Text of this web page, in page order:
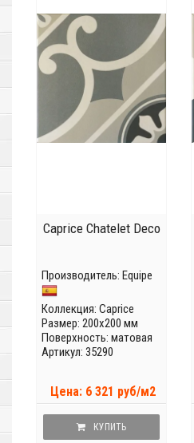
Caprice Chatelet Deco
Производитель: Equipe
Коллекция: Caprice
Размер: 200x200 мм
Поверхность: матовая
Артикул: 35290
Цена: 6 321 руб/м2
КУПИТЬ